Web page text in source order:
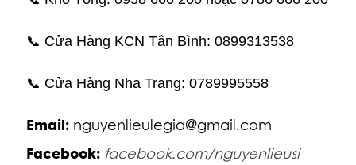
📞 Cửa Hàng KCN Tân Bình: 0899313538
📞 Cửa Hàng Nha Trang: 0789995558
Email: nguyenlieulegia@gmail.com
Facebook: facebook.com/nguyenlieusi